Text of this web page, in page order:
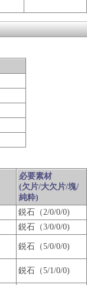
必要素材
(欠片/大欠片/塊/
純粋)
鋭石（2/0/0/0)
鋭石（3/0/0/0)
鋭石（5/0/0/0)
鋭石（5/1/0/0)